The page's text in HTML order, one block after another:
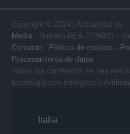
Copyright © 2024 | Actualidad.es
Media - Numero REA 2729933 -
Contacto - Politica de cookies -
Procesamiento de datos
Todos los contenidos se han
tecnología con Inteligencia
Italia